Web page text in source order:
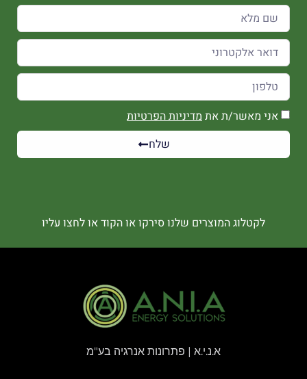
אני מאשר/ת את מדיניות הפרטיות
שלח
לקטלוג המוצרים שלנו סירקו או הקוד או לחצו עליו
א.נ.י.א | פתרונות אנרגיה בע"מ